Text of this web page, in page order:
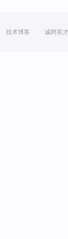
技术博客 诚聘英才